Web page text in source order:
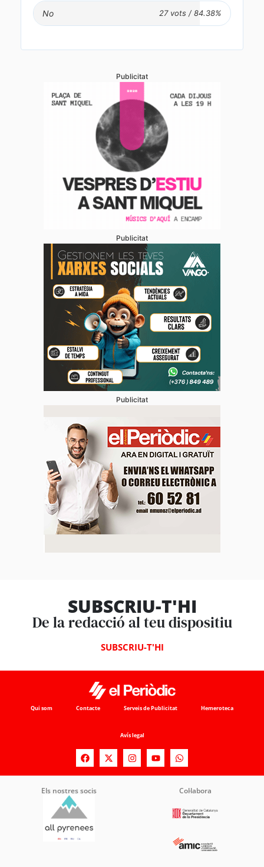
No
Publicitat
Publicitat
Publicitat
SUBSCRIU-T'HI
De la redacció al teu dispositiu
SUBSCRIU-T'HI
Qui som Contacte Serveis de Publicitat Hemeroteca
Avís legal
Els nostres socis Col·labora